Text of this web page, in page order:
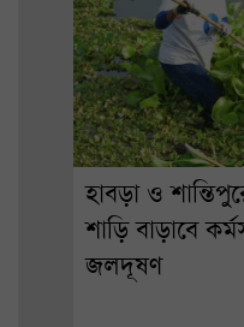
হাবড়া ও
শাড়ি বাড়াবে
জলদূষণ